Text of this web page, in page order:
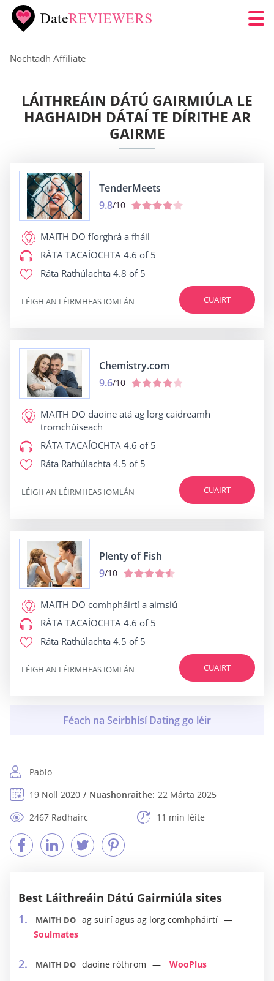
Nochtadh Affiliate
LÁITHREÁIN DÁTÚ GAIRMIÚLA LE
HAGHAIDH DÁTAÍ TE DÍRITHE AR
GAIRME
TenderMeets
9.8/10
MAITH DO fíorghrá a fháil
RÁTA TACAÍOCHTA 4.6 of 5
Ráta Rathúlachta 4.8 of 5
CUAIRT
LÉIGH AN LÉIRMHEAS IOMLÁN
Chemistry.com
9.6/10
MAITH DO daoine atá ag lorg caidreamh
tromchúiseach
RÁTA TACAÍOCHTA 4.6 of 5
Ráta Rathúlachta 4.5 of 5
CUAIRT
LÉIGH AN LÉIRMHEAS IOMLÁN
Plenty of Fish
9/10
MAITH DO comhpháirtí a aimsiú
RÁTA TACAÍOCHTA 4.6 of 5
Ráta Rathúlachta 4.5 of 5
CUAIRT
LÉIGH AN LÉIRMHEAS IOMLÁN
Pablo
19 Noll 2020
Nuashonraithe: 22 Márta 2025
2467 Radhairc
11 min léite
Best Láithreáin Dátú Gairmiúla sites
MAITH DO ag suirí agus ag lorg comhpháirtí
Soulmates
MAITH DO daoine róthrom WooPlus